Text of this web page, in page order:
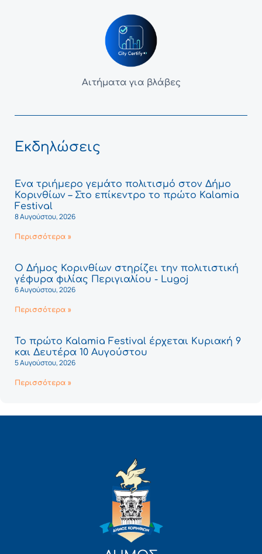
Αιτήματα για βλάβες
Εκδηλώσεις
Ένα τριήμερο γεμάτο πολιτισμό στον Δήμο
Κορινθίων – Στο επίκεντρο το πρώτο Kalamia
Festival
8 Αυγούστου, 2026
Περισσότερα »
Ο Δήμος Κορινθίων στηρίζει την πολιτιστική
γέφυρα φιλίας Περιγιαλίου - Lugoj
6 Αυγούστου, 2026
Περισσότερα »
Το πρώτο Kalamia Festival έρχεται Κυριακή 9
και Δευτέρα 10 Αυγούστου
5 Αυγούστου, 2026
Περισσότερα »